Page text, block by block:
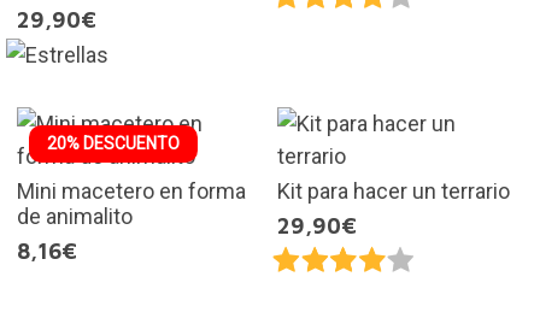
29,90€
20% DESCUENTO
Mini macetero en forma
de animalito
8,16€
Kit para hacer un terrario
29,90€